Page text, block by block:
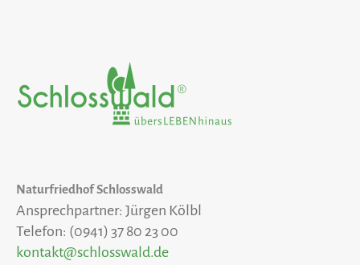
Naturfriedhof Schlosswald
Ansprechpartner: Jürgen Kölbl
Telefon: (0941) 37 80 23 00
kontakt@schlosswald.de